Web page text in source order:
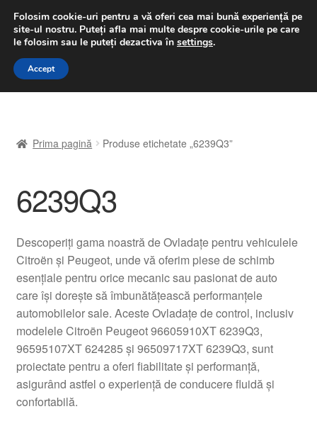
LIVRARE de la 33 lei
luni-vineri 9 a.m. - 4 p.m.031 229 6816
Sari
Sari
A lua legatura
Contul meu
Despre noi
Finalizare comandă
Livrare
Livrare în toată lumea
Prima pagină Produse etichetate „6239Q3”
6239Q3
Descoperiți gama noastră de Ovladațe pentru vehiculele
Citroën și Peugeot, unde vă oferim piese de schimb
esențiale pentru orice mecanic sau pasionat de auto
care își dorește să îmbunătățească performanțele
automobilelor sale. Aceste Ovladațe de control, inclusiv
modelele Citroën Peugeot 96605910XT 6239Q3,
96595107XT 624285 și 96509717XT 6239Q3, sunt
proiectate pentru a oferi fiabilitate și performanță,
asigurând astfel o experiență de conducere fluidă și
confortabilă.
Folosim cookie-uri pentru a vă oferi cea mai bună experiență pe
site-ul nostru. Puteți afla mai multe despre cookie-urile pe care
le folosim sau le puteți dezactiva în settings.
Accept